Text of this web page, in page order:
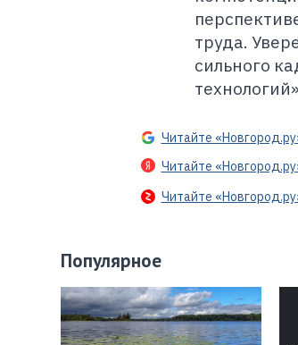
труда.
сильного
Читайте
Читайте
Читайте
Популярное